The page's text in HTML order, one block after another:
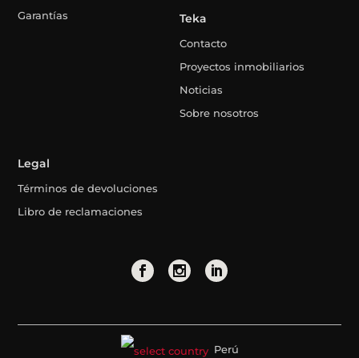
Garantías
Teka
Contacto
Proyectos inmobiliarios
Noticias
Sobre nosotros
Legal
Términos de devoluciones
Libro de reclamaciones
Perú